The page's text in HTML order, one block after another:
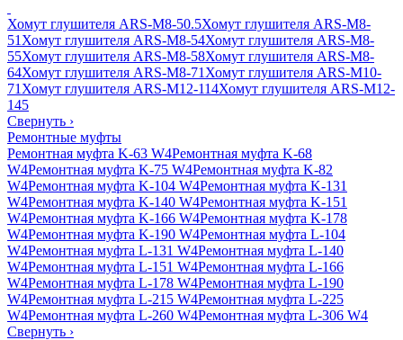
Хомут глушителя ARS-M8-50.5Хомут глушителя ARS-M8-
51 Хомут глушителя ARS-M8-54Хомут глушителя ARS-M8-
55Хомут глушителя ARS-M8-58Хомут глушителя ARS-M8-
64Хомут глушителя ARS-M8-71 Хомут глушителя ARS-M10-
71 Хомут глушителя ARS-M12-114Хомут глушителя ARS-M12-
145
Свернуть ›
Ремонтные муфты
Ремонтная муфта K-63 W4Ремонтная муфта K-68
W4Ремонтная муфта K-75 W4Ремонтная муфта K-82
W4Ремонтная муфта K-104 W4Ремонтная муфта K-131
W4Ремонтная муфта K-140 W4Ремонтная муфта K-151
W4Ремонтная муфта K-166 W4Ремонтная муфта K-178
W4Ремонтная муфта K-190 W4Ремонтная муфта L-104
W4Ремонтная муфта L-131 W4Ремонтная муфта L-140
W4Ремонтная муфта L-151 W4Ремонтная муфта L-166
W4Ремонтная муфта L-178 W4Ремонтная муфта L-190
W4Ремонтная муфта L-215 W4Ремонтная муфта L-225
W4Ремонтная муфта L-260 W4Ремонтная муфта L-306 W4
Свернуть ›